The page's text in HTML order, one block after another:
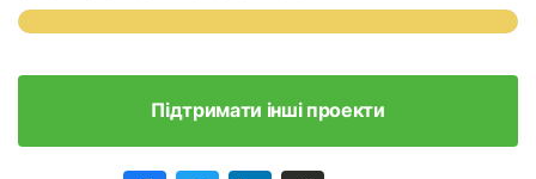
Підтримати інші проекти